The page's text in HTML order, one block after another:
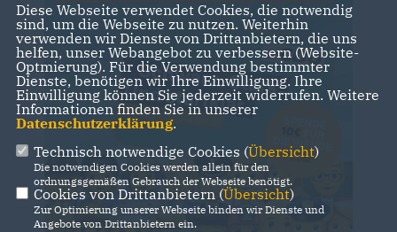
Diese Webseite verwendet Cookies, die notwendig
sind, um die Webseite zu nutzen. Weiterhin
verwenden wir Dienste von Drittanbietern, die uns
helfen, unser Webangebot zu verbessern (Website-
Optmierung). Für die Verwendung bestimmter
Dienste, benötigen wir Ihre Einwilligung. Ihre
Einwilligung können Sie jederzeit widerrufen. Weitere
Informationen finden Sie in unserer
Datenschutzerklärung.
Technisch notwendige Cookies (Übersicht)
Die notwendigen Cookies werden allein für den
ordnungsgemäßen Gebrauch der Webseite benötigt.
Cookies von Drittanbietern (Übersicht)
Zur Optimierung unserer Webseite binden wir Dienste und
Angebote von Drittanbietern ein.